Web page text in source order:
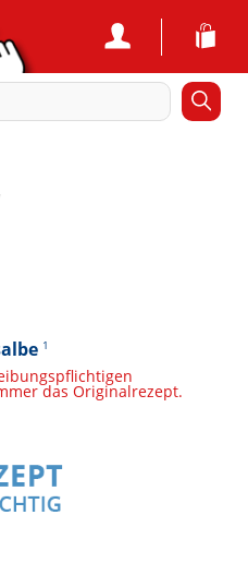
1
das Originalrezept.